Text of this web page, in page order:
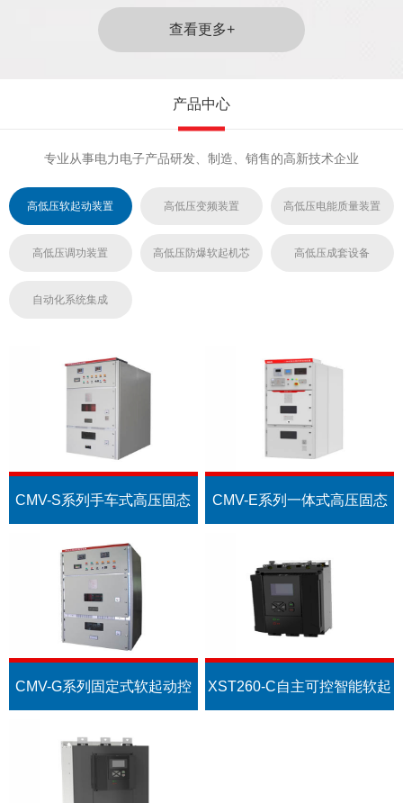
查看更多+
产品中心
专业从事电力电子产品研发、制造、销售的高新技术企业
高低压软起动装置 高低压变频装置 高低压电能质量装置
高低压调功装置 高低压防爆软起机芯 高低压成套设备
自动化系统集成
CMV-S系列手车式高压固态
软起动装置
CMV-E系列一体式高压固态
CMV-G系列固定式软起动控
制装置
XST260-C自主可控智能软起